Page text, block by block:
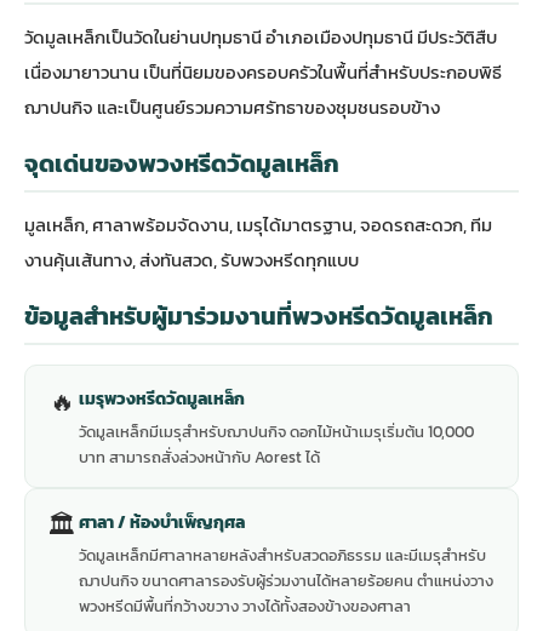
วัดมูลเหล็กเป็นวัดในย่านปทุมธานี อำเภอเมืองปทุมธานี มีประวัติสืบ
เนื่องมายาวนาน เป็นที่นิยมของครอบครัวในพื้นที่สำหรับประกอบพิธี
ฌาปนกิจ และเป็นศูนย์รวมความศรัทธาของชุมชนรอบข้าง
จุดเด่นของพวงหรีดวัดมูลเหล็ก
มูลเหล็ก, ศาลาพร้อมจัดงาน, เมรุได้มาตรฐาน, จอดรถสะดวก, ทีม
งานคุ้นเส้นทาง, ส่งทันสวด, รับพวงหรีดทุกแบบ
ข้อมูลสำหรับผู้มาร่วมงานที่พวงหรีดวัดมูลเหล็ก
🔥 เมรุพวงหรีดวัดมูลเหล็ก
วัดมูลเหล็กมีเมรุสำหรับฌาปนกิจ ดอกไม้หน้าเมรุเริ่มต้น 10,000
บาท สามารถสั่งล่วงหน้ากับ Aorest ได้
🏛 ศาลา / ห้องบำเพ็ญกุศล
วัดมูลเหล็กมีศาลาหลายหลังสำหรับสวดอภิธรรม และมีเมรุสำหรับ
ฌาปนกิจ ขนาดศาลารองรับผู้ร่วมงานได้หลายร้อยคน ตำแหน่งวาง
พวงหรีดมีพื้นที่กว้างขวาง วางได้ทั้งสองข้างของศาลา